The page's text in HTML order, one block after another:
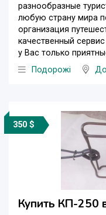
разнообразные
любую страну мира
организация
качественный
у Вас только
Подорожі
350 $
Купить КП-250